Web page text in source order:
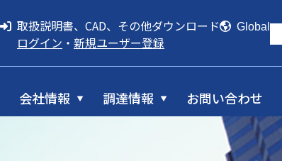
取扱説明書、CAD、その他ダウンロード
ログイン ・ 新規ユーザー登録
Global
会社情報 調達情報 お問い合わせ